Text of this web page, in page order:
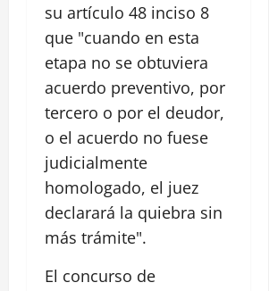
su artículo 48 inciso 8
que "cuando en esta
etapa no se obtuviera
acuerdo preventivo, por
tercero o por el deudor,
o el acuerdo no fuese
judicialmente
homologado, el juez
declarará la quiebra sin
más trámite".
El concurso de